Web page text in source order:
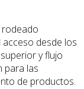
rodeado
acceso desde los
y flujo
para las
de productos.